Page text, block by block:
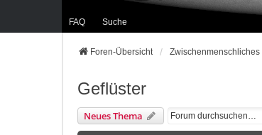
FAQ Suche
Foren-Übersicht Zwischenmenschliches
Geflüster
Neues Thema